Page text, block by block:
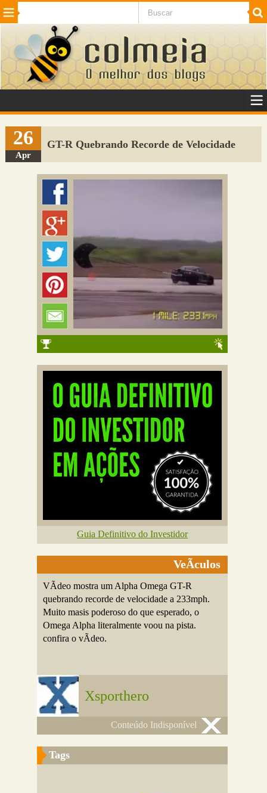
Beleza Cinema e TV
Internet Jogos NotÃ­cias SaÃºde
VeÃ­culos Adulto
Sugerir Link
Adicionar Blog
Colmeia Exchange
26
Apr
GT-R Quebrando Recorde de Velocidade
Guia Definitivo do Investidor
VeÃ­culos
VÃ­deo mostra um Alpha Omega GT-R
quebrando recorde de velocidade a 233mph.
Muito masis poderoso do que esperado, o
Omega Alpha literalmente voou na pista.
confira o vÃ­deo.
Xsporthero
Conteúdo Indisponível
Tags